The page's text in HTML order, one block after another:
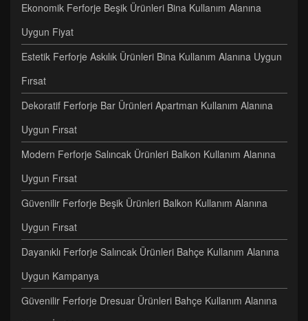
Ekonomik Ferforje Beşik Ürünleri Bina Kullanım Alanına
Uygun Fiyat
Estetik Ferforje Askılık Ürünleri Bina Kullanım Alanına Uygun
Fırsat
Dekoratif Ferforje Bar Ürünleri Apartman Kullanım Alanına
Uygun Fırsat
Modern Ferforje Salıncak Ürünleri Balkon Kullanım Alanına
Uygun Fırsat
Güvenilir Ferforje Beşik Ürünleri Balkon Kullanım Alanına
Uygun Fırsat
Dayanıklı Ferforje Salıncak Ürünleri Bahçe Kullanım Alanına
Uygun Kampanya
Güvenilir Ferforje Dresuar Ürünleri Bahçe Kullanım Alanına